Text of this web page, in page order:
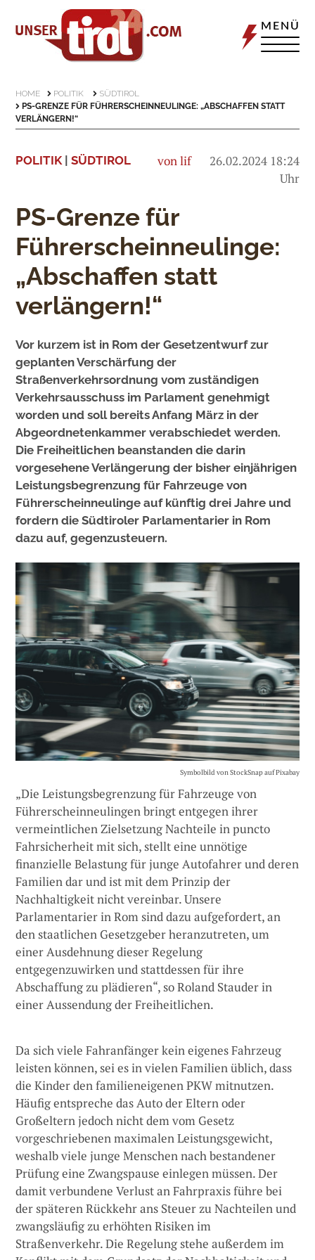
MENÜ
HOME POLITIK
SÜDTIROL
PS-GRENZE FÜR FÜHRERSCHEINNEULINGE: „ABSCHAFFEN STATT
VERLÄNGERN!“
POLITIK| SÜDTIROL von lif
26.02.2024 18:24
Uhr
PS-Grenze für
Führerscheinneulinge:
„Abschaffen statt
verlängern!“
Vor kurzem ist in Rom der Gesetzentwurf zur
geplanten Verschärfung der
Straßenverkehrsordnung vom zuständigen
Verkehrsausschuss im Parlament genehmigt
worden und soll bereits Anfang März in der
Abgeordnetenkammer verabschiedet werden.
Die Freiheitlichen beanstanden die darin
vorgesehene Verlängerung der bisher einjährigen
Leistungsbegrenzung für Fahrzeuge von
Führerscheinneulinge auf künftig drei Jahre und
fordern die Südtiroler Parlamentarier in Rom
dazu auf, gegenzusteuern.
Symbolbild von StockSnap auf Pixabay
„Die Leistungsbegrenzung für Fahrzeuge von
Führerscheinneulingen bringt entgegen ihrer
vermeintlichen Zielsetzung Nachteile in puncto
Fahrsicherheit mit sich, stellt eine unnötige
finanzielle Belastung für junge Autofahrer und deren
Familien dar und ist mit dem Prinzip der
Nachhaltigkeit nicht vereinbar. Unsere
Parlamentarier in Rom sind dazu aufgefordert, an
den staatlichen Gesetzgeber heranzutreten, um
einer Ausdehnung dieser Regelung
entgegenzuwirken und stattdessen für ihre
Abschaffung zu plädieren“, so Roland Stauder in
einer Aussendung der Freiheitlichen.
Da sich viele Fahranfänger kein eigenes Fahrzeug
leisten können, sei es in vielen Familien üblich, dass
die Kinder den familieneigenen PKW mitnutzen.
Häufig entspreche das Auto der Eltern oder
Großeltern jedoch nicht dem vom Gesetz
vorgeschriebenen maximalen Leistungsgewicht,
weshalb viele junge Menschen nach bestandener
Prüfung eine Zwangspause einlegen müssen. Der
damit verbundene Verlust an Fahrpraxis führe bei
der späteren Rückkehr ans Steuer zu Nachteilen und
zwangsläufig zu erhöhten Risiken im
Straßenverkehr. Die Regelung stehe außerdem im